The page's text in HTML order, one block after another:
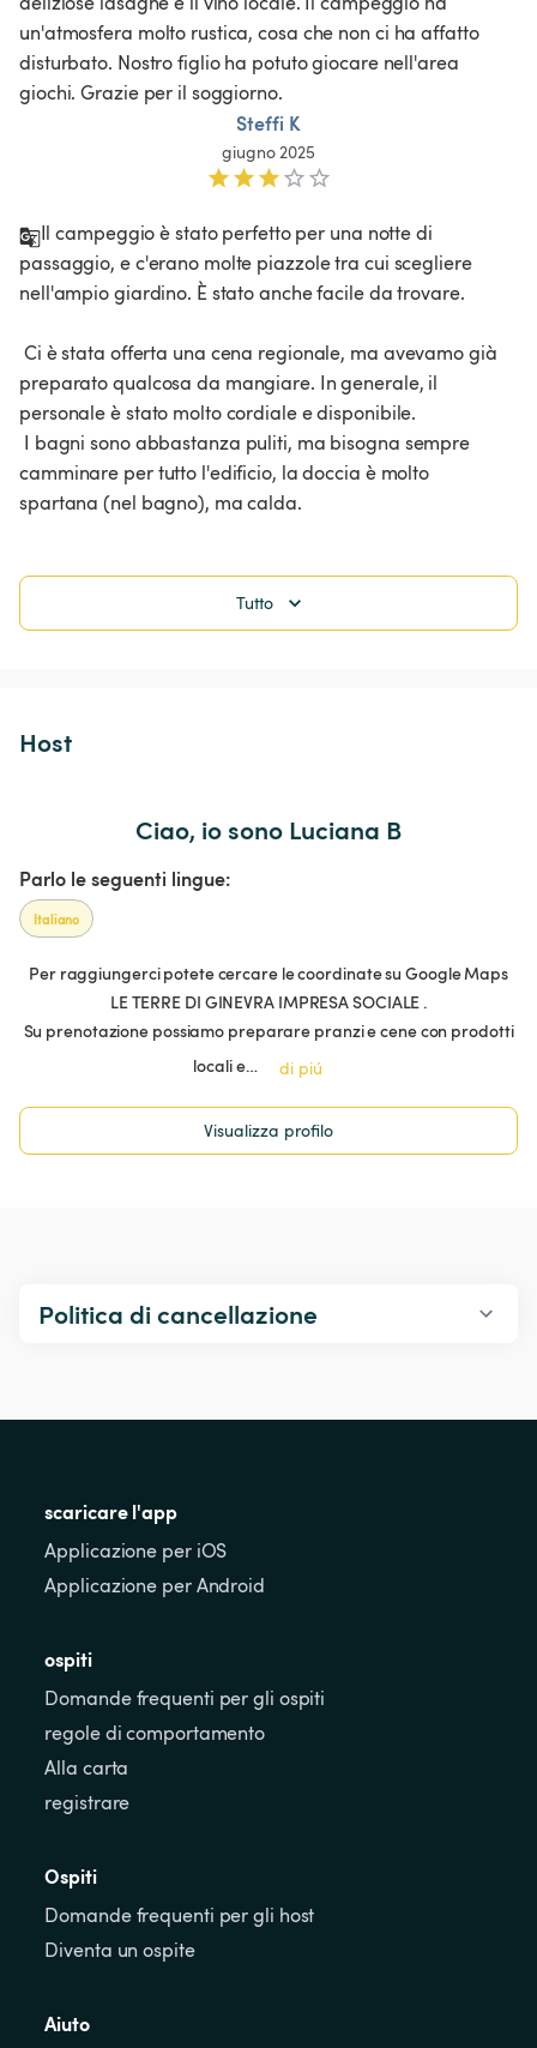
un'atmosfera molto rustica, cosa che non ci ha affatto
disturbato. Nostro figlio ha potuto giocare nell'area
giochi. Grazie per il soggiorno.
Steffi K
giugno 2025
Il campeggio è stato perfetto per una notte di
passaggio, e c'erano molte piazzole tra cui scegliere
nell'ampio giardino. È stato anche facile da trovare.
preparato qualcosa da mangiare. In generale, il
personale è stato molto cordiale e disponibile.
camminare per tutto l'edificio, la doccia è molto
spartana (nel bagno), ma calda.
Tutto
Host
Ciao, io sono Luciana B
Parlo le seguenti lingue:
Italiano
Per raggiungerci potete cercare le coordinate su Google Maps
LE TERRE DI GINEVRA IMPRESA SOCIALE .
Su prenotazione possiamo preparare pranzi e cene con prodotti
locali e…
di piú
Visualizza profilo
Politica di cancellazione
scaricare l'app
Applicazione per iOS
Applicazione per Android
ospiti
Domande frequenti per gli ospiti
regole di comportamento
Alla carta
registrare
Ospiti
Domande frequenti per gli host
Diventa un ospite
Aiuto